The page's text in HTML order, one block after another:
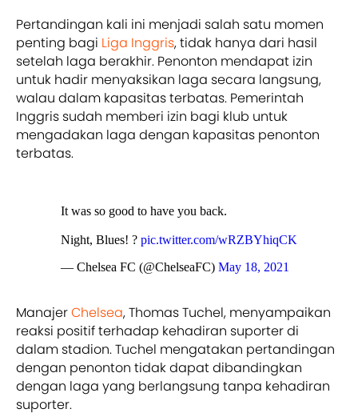
Pertandingan kali ini menjadi salah satu momen
penting bagi Liga Inggris, tidak hanya dari hasil
setelah laga berakhir. Penonton mendapat izin
untuk hadir menyaksikan laga secara langsung,
walau dalam kapasitas terbatas. Pemerintah
Inggris sudah memberi izin bagi klub untuk
mengadakan laga dengan kapasitas penonton
terbatas.
It was so good to have you back.
Night, Blues! ? pic.twitter.com/wRZBYhiqCK
— Chelsea FC (@ChelseaFC) May 18, 2021
ManajerChelsea, Thomas Tuchel, menyampaikan
reaksi positif terhadap kehadiran suporter di
dalam stadion. Tuchel mengatakan pertandingan
dengan penonton tidak dapat dibandingkan
dengan laga yang berlangsung tanpa kehadiran
suporter.